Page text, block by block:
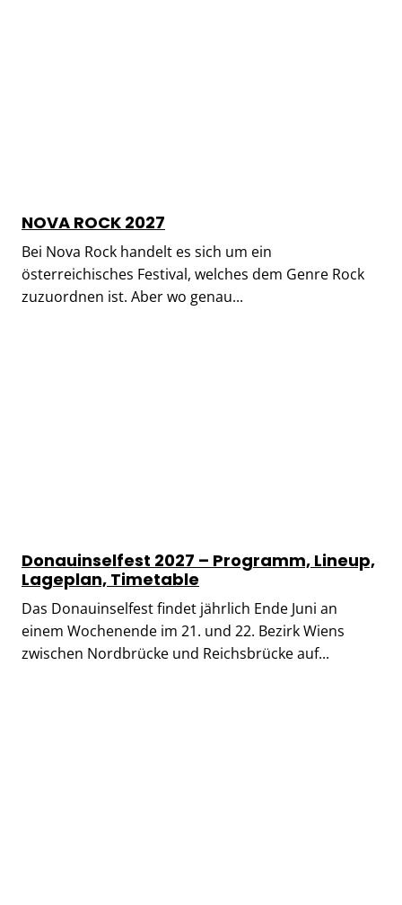
NOVA ROCK 2027
Bei Nova Rock handelt es sich um ein
österreichisches Festival, welches dem Genre Rock
zuzuordnen ist. Aber wo genau...
Donauinselfest 2027 – Programm, Lineup,
Lageplan, Timetable
Das Donauinselfest findet jährlich Ende Juni an
einem Wochenende im 21. und 22. Bezirk Wiens
zwischen Nordbrücke und Reichsbrücke auf...